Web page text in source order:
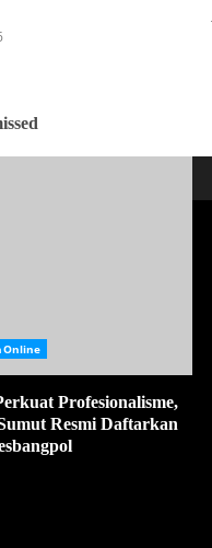
Profesionalisme,
Resmi Daftarkan